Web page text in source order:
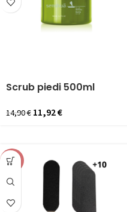
Scrub piedi 500ml
14,90€11,92€
-20%